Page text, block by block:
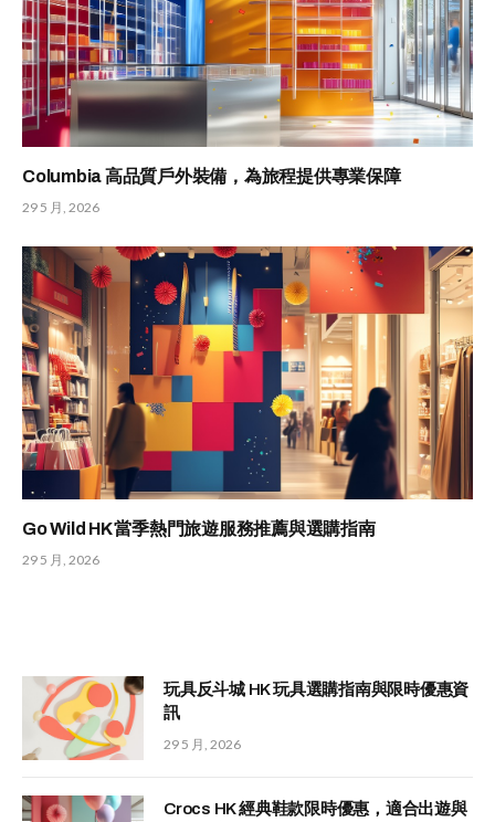
Columbia 高品質戶外裝備，為旅程提供專業保障
29 5 月, 2026
Go Wild HK 當季熱門旅遊服務推薦與選購指南
29 5 月, 2026
玩具反斗城 HK 玩具選購指南與限時優惠資
訊
29 5 月, 2026
Crocs HK 經典鞋款限時優惠，適合出遊與